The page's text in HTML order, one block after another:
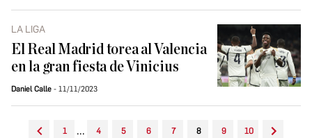
LA LIGA
El Real Madrid torea al Valencia
en la gran fiesta de Vinicius
Daniel Calle 11/11/2023
1 ... 4 5 6 7 8 9 10